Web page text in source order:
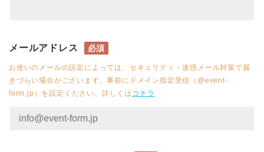
メールアドレス 必須
お使いのメールの設定によっては、セキュリティ・迷惑メール対策で届
きづらい場合がございます。事前にドメイン指定受信（@event-
form.jp）を設定ください。詳しくは コチラ